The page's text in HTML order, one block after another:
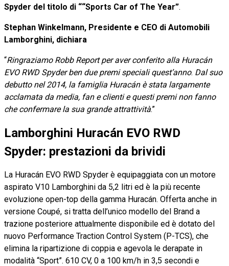
Spyder del titolo di ““Sports Car of The Year”.
Stephan Winkelmann, Presidente e CEO di Automobili
Lamborghini, dichiara
“Ringraziamo Robb Report per aver conferito alla Huracán
EVO RWD Spyder ben due premi speciali quest’anno. Dal suo
debutto nel 2014, la famiglia Huracán è stata largamente
acclamata da media, fan e clienti e questi premi non fanno
che confermare la sua grande attrattività.”
Lamborghini Huracán EVO RWD
Spyder: prestazioni da brividi
La Huracán EVO RWD Spyder è equipaggiata con un motore
aspirato V10 Lamborghini da 5,2 litri ed è la più recente
evoluzione open-top della gamma Huracán. Offerta anche in
versione Coupé, si tratta dell’unico modello del Brand a
trazione posteriore attualmente disponibile ed è dotato del
nuovo Performance Traction Control System (P-TCS), che
elimina la ripartizione di coppia e agevola le derapate in
modalità “Sport”. 610 CV, 0 a 100 km/h in 3,5 secondi e